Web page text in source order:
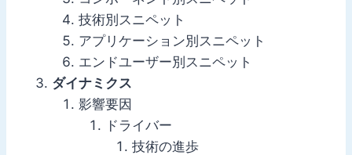
技術別スニペット
アプリケーション別スニペット
エンドユーザー別スニペット
ダイナミクス
影響要因
ドライバー
技術の進歩